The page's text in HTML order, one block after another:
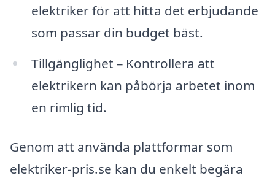
elektriker för att hitta det erbjudande
som passar din budget bäst.
Tillgänglighet – Kontrollera att
elektrikern kan påbörja arbetet inom
en rimlig tid.
Genom att använda plattformar som
elektriker-pris.se kan du enkelt begära